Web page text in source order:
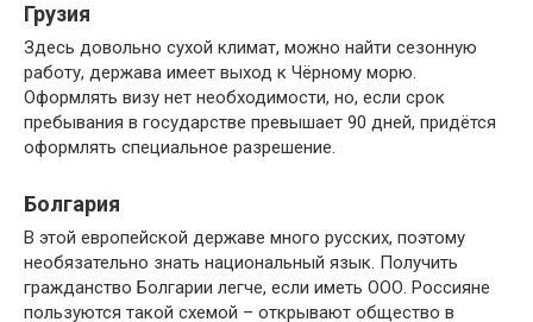
Грузия
Здесь довольно сухой климат, можно найти сезонную
работу, держава имеет выход к Чёрному морю.
Оформлять визу нет необходимости, но, если срок
пребывания в государстве превышает 90 дней, придётся
оформлять специальное разрешение.
Болгария
В этой европейской державе много русских, поэтому
необязательно знать национальный язык. Получить
гражданство Болгарии легче, если иметь ООО. Россияне
пользуются такой схемой – открывают общество в